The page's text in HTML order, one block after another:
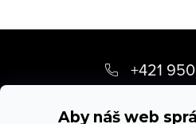
Aby náš web
p
+421